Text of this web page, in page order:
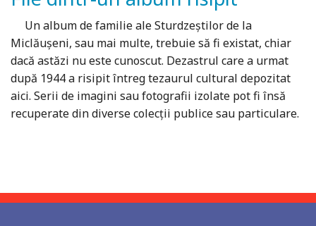
Un album de familie ale Sturdzeștilor de la
Miclăușeni, sau mai multe, trebuie să fi existat, chiar
dacă astăzi nu este cunoscut. Dezastrul care a urmat
după 1944 a risipit întreg tezaurul cultural depozitat
aici. Serii de imagini sau fotografii izolate pot fi însă
recuperate din diverse colecții publice sau particulare.